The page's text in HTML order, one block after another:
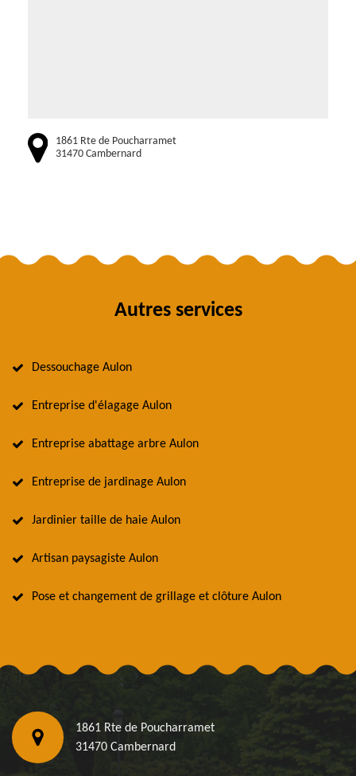
1861 Rte de Poucharramet
31470 Cambernard
Autres services
Dessouchage Aulon
Entreprise d'élagage Aulon
Entreprise abattage arbre Aulon
Entreprise de jardinage Aulon
Jardinier taille de haie Aulon
Artisan paysagiste Aulon
Pose et changement de grillage et clôture Aulon
1861 Rte de Poucharramet
31470 Cambernard